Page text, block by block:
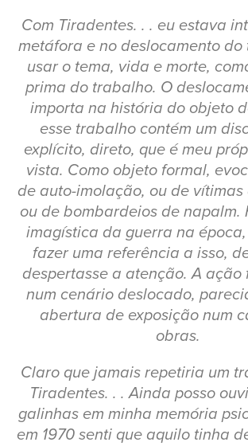
Com Tiradentes. . . eu estava
metáfora e no deslocamento do
usar o tema, vida e morte,
prima do trabalho. O
importa na história do objeto
esse trabalho contém um
explícito, direto, que é meu
vista. Como objeto formal,
de auto-imolação, ou de vítimas
ou de bombardeios de napalm.
imagística da guerra na
fazer uma referência a isso,
despertasse a atenção. A
num cenário deslocado,
abertura de exposição num
obras.
Claro que jamais repetiria um
Tiradentes. . . Ainda posso
galinhas em minha memória
em 1970 senti que aquilo tinha